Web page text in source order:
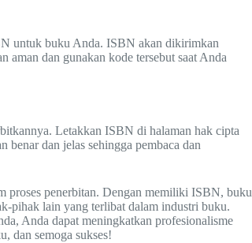
untuk buku Anda. ISBN akan dikirimkan
aman dan gunakan kode tersebut saat Anda
Letakkan ISBN di halaman hak cipta
dan jelas sehingga pembaca dan
proses penerbitan. Dengan memiliki ISBN, buku
pihak lain yang terlibat dalam industri buku.
Anda dapat meningkatkan profesionalisme
dan semoga sukses!